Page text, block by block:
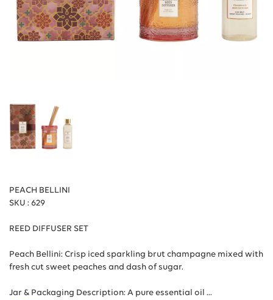
PEACH BELLINI
SKU : 629
REED DIFFUSER SET
Peach Bellini: Crisp iced sparkling brut champagne mixed with
fresh cut sweet peaches and dash of sugar.
Jar & Packaging Description: A pure essential oil ...